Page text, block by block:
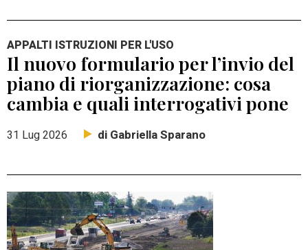
APPALTI ISTRUZIONI PER L'USO
Il nuovo formulario per l’invio del
piano di riorganizzazione: cosa
cambia e quali interrogativi pone
31 Lug 2026 di Gabriella Sparano